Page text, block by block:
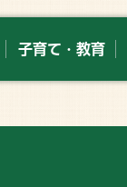
子育て・教育